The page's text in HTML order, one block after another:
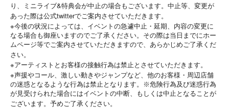
り、ミニライブ&特典会が中止の場合もございます。中止等、変更が
あった際は公式twitterでご案内させていただきます。
※今後の状況によっては、イベントの急遽中止・延期、内容の変更に
なる場合も御座いますのでご了承ください。その際は当日までにホー
ムページ等でご案内させていただきますので、あらかじめご了承くだ
さい。
※アーティストとお客様の接触行為は禁止とさせていただきます。
※声援やコール、激しい動きやジャンプなど、他のお客様・周辺店舗
の迷惑となるような行為は禁止となります。※危険行為及び迷惑行為
が見受けられた場合にはイベントの中断、もしくは中止となることが
ございます。予めご了承ください。